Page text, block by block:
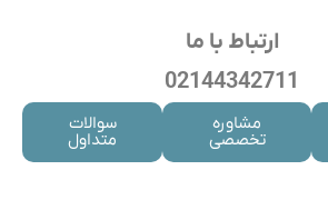
ارتباط با ما
02144342711
مشاوره
تخصصی
سوالات
متداول